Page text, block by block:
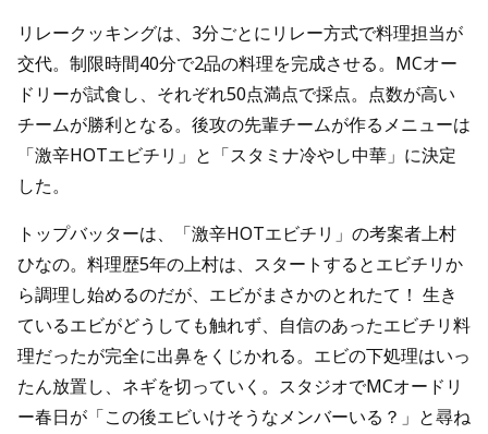
リレークッキングは、3分ごとにリレー方式で料理担当が
交代。制限時間40分で2品の料理を完成させる。MCオー
ドリーが試食し、それぞれ50点満点で採点。点数が高い
チームが勝利となる。後攻の先輩チームが作るメニューは
「激辛HOTエビチリ」と「スタミナ冷やし中華」に決定
した。
トップバッターは、「激辛HOTエビチリ」の考案者上村
ひなの。料理歴5年の上村は、スタートするとエビチリか
ら調理し始めるのだが、エビがまさかのとれたて！ 生き
ているエビがどうしても触れず、自信のあったエビチリ料
理だったが完全に出鼻をくじかれる。エビの下処理はいっ
たん放置し、ネギを切っていく。スタジオでMCオードリ
ー春日が「この後エビいけそうなメンバーいる？」と尋ね